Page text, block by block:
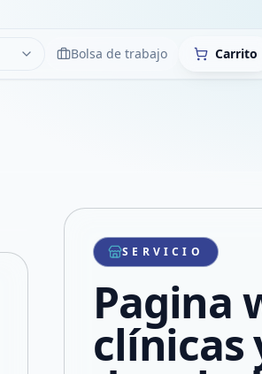
LimpiarBolsa de trabajo Carrito
Compartir producto
Compartir por WhatsApp
Compartir por mail
Compartir en Facebook
Compartir en X
SERVICIO
Pagina
clínicas